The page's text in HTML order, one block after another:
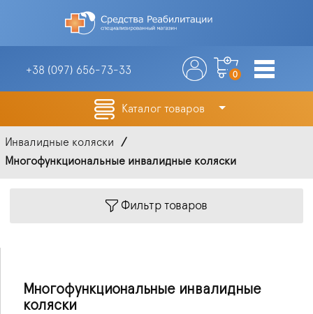
+38 (097) 656-73-33 0
Каталог товаров
Инвалидные коляски
Многофункциональные инвалидные коляски
Фильтр товаров
Многофункциональные инвалидные
коляски